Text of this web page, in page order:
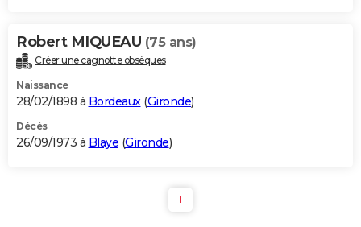
Robert MIQUEAU (75 ans)
Créer une cagnotte obsèques
Naissance
28/02/1898 à Bordeaux(Gironde)
Décès
26/09/1973 à Blaye (Gironde)
1